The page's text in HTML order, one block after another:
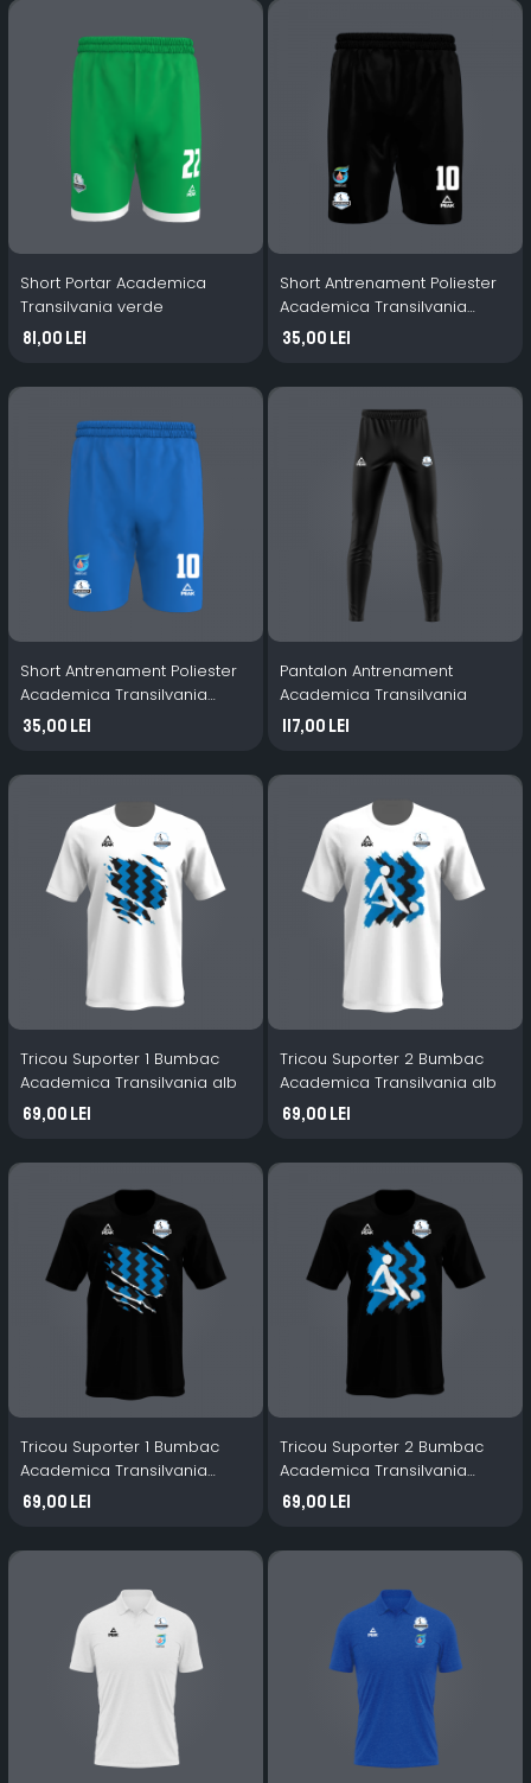
Short Portar Academica
Transilvania verde
81,00 Lei
Short Antrenament Poliester
Academica Transilvania
Negru
35,00 Lei
Short Antrenament Poliester
Academica Transilvania
albastru
35,00 Lei
Pantalon Antrenament
Academica Transilvania
117,00 Lei
Tricou Suporter 1 Bumbac
Academica Transilvania alb
69,00 Lei
Tricou Suporter 2 Bumbac
Academica Transilvania alb
69,00 Lei
Tricou Suporter 1 Bumbac
Academica Transilvania
negru
69,00 Lei
Tricou Suporter 2 Bumbac
Academica Transilvania
negru
69,00 Lei